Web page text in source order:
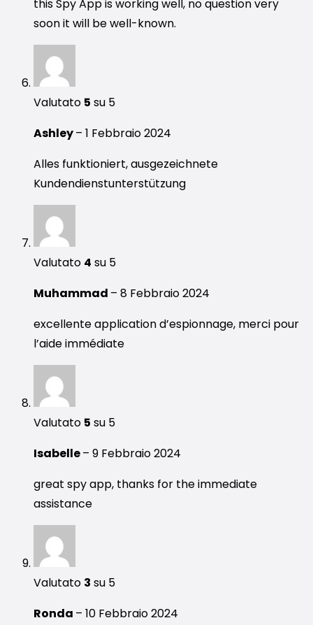
this Spy App is working well, no question very
soon it will be well-known.
Valutato 5 su 5
Ashley– 1 Febbraio 2024
Alles funktioniert, ausgezeichnete
Kundendienstunterstützung
Valutato 4 su 5
Muhammad – 8 Febbraio 2024
excellente application d’espionnage, merci pour
l’aide immédiate
Valutato 5 su 5
Isabelle– 9 Febbraio 2024
great spy app, thanks for the immediate
assistance
Valutato 3 su 5
Ronda – 10 Febbraio 2024